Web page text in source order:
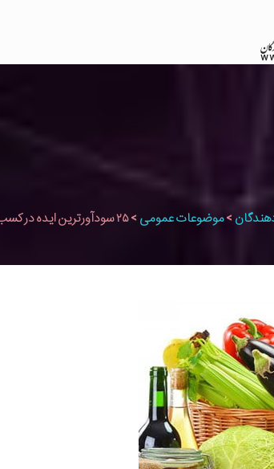
>موضوعات عمومی >۲۵ سودآورترین ایده در کسب و کار صنایع غذایی